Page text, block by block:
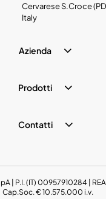
Cervarese S.Croce
Italy
Azienda
Prodotti
Contatti
| P.I. (IT) 00957910284 |
Cap.Soc. € 10.575.000 i.v.